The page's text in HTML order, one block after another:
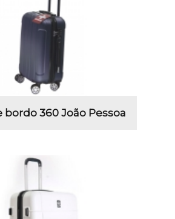
bordo 360 João Pessoa